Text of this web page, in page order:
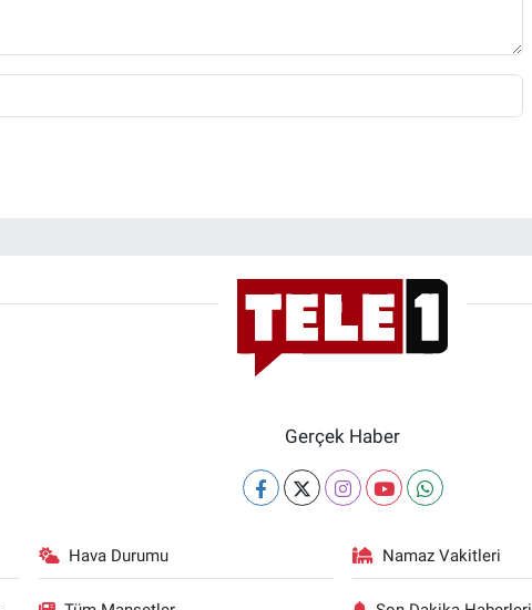
Gerçek Haber
Hava Durumu Namaz Vakitleri